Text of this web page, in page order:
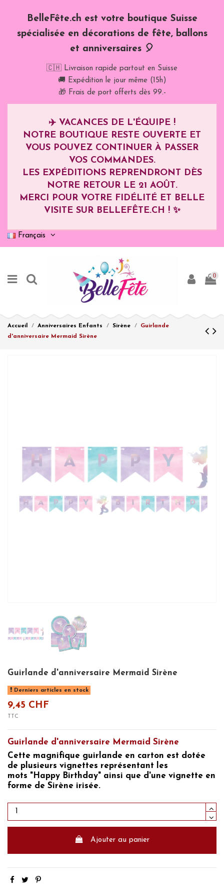
BelleFête.ch est votre boutique Suisse
spécialisée en décorations de fête, ballons
et anniversaires 🎈
🇨🇭 Livraison rapide partout en Suisse
🚚 Expédition le jour même (15h)
🎁 Frais de port offerts dès 99.-
✈️ VACANCES DE L'ÉQUIPE !
NOTRE BOUTIQUE RESTE OUVERTE ET
VOUS POUVEZ CONTINUER À PASSER
VOS COMMANDES.
LES EXPÉDITIONS REPRENDRONT DÈS
NOTRE RETOUR LE 21 AOÛT.
MERCI POUR VOTRE FIDÉLITÉ ET BELLE
VISITE SUR BELLEFÊTE.CH ! ✨
Français
0
Accueil Anniversaires Enfants Sirène
Guirlande
d'anniversaire Mermaid Sirène
Guirlande d'anniversaire Mermaid Sirène
Derniers articles en stock
9,45 CHF
TTC
Guirlande d'anniversaire Mermaid Sirène
Cette magnifique guirlande en carton est dotée
de plusieurs vignettes représentant les
mots "Happy Birthday" ainsi que d'une vignette en
forme de Sirène irisée.
Ajouter au panier